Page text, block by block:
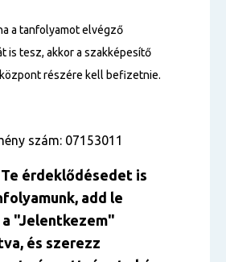
a tanfolyamot elvégző
is tesz, akkor a szakképesítő
részére kell befizetnie.
szám: 07153011
érdeklődésedet is
add le
"Jelentkezem"
és szerezz